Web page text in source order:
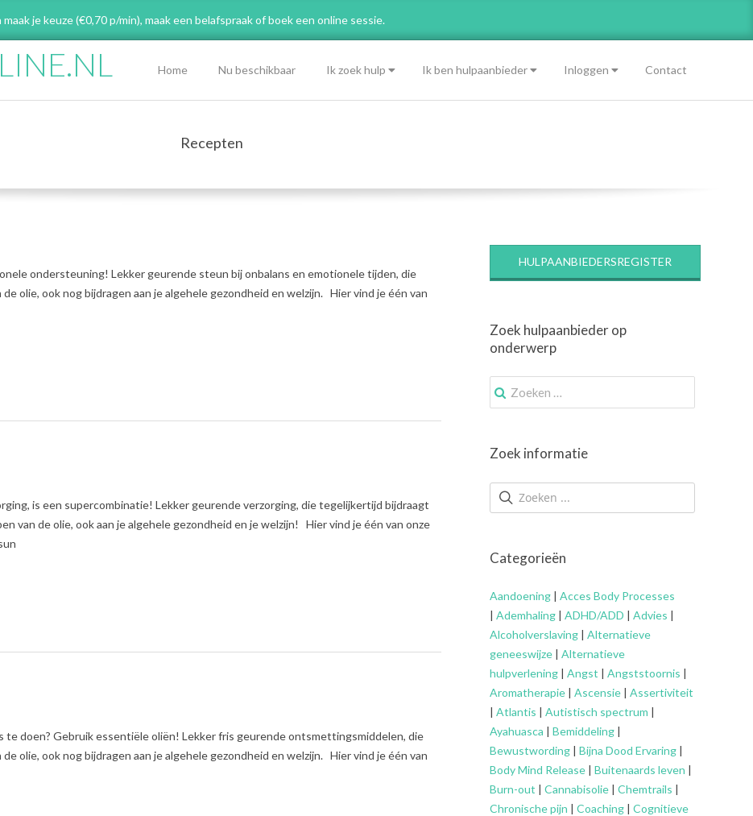
je keuze (€0,70 p/min), maak een belafspraakof boek een online sessie.
Menu
Home Nu beschikbaar Ik zoek hulp Ik ben hulpaanbieder Inloggen Contact
Recepten
ondersteuning! Lekker geurende steun bij onbalans en emotionele tijden, die
olie, ook nog bijdragen aan je algehele gezondheid en welzijn. Hier vind je één van
is een supercombinatie! Lekker geurende verzorging, die tegelijkertijd bijdraagt
van de olie, ook aan je algehele gezondheid en je welzijn! Hier vind je één van onze
te doen? Gebruik essentiële oliën! Lekker fris geurende ontsmettingsmiddelen, die
olie, ook nog bijdragen aan je algehele gezondheid en welzijn. Hier vind je één van
HULPAANBIEDERSREGISTER
Zoek hulpaanbieder op
onderwerp
Zoek
naar:
Zoek informatie
Categorieën
Aandoening | Acces Body Processes
| Ademhaling | ADHD/ADD | Advies |
Alcoholverslaving | Alternatieve
geneeswijze | Alternatieve
hulpverlening | Angst | Angststoornis |
Aromatherapie | Ascensie | Assertiviteit
| Atlantis | Autistisch spectrum |
Ayahuasca | Bemiddeling |
Bewustwording | Bijna Dood Ervaring |
Body Mind Release | Buitenaards leven |
Burn-out | Cannabisolie | Chemtrails |
Chronische pijn | Coaching | Cognitieve